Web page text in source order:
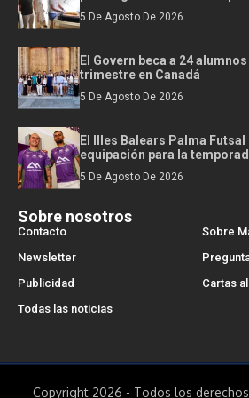
5 De Agosto De 2026
El Govern beca a 24
trimestre en Canadá
5 De Agosto De 2026
El Illes Balears Palma
equipación para la
5 De Agosto De 2026
Sobre nosotros
Contacto
Sobre
Newsletter
Publicidad
Cartas
Todas las noticias
Copyright 2026 - Todos los